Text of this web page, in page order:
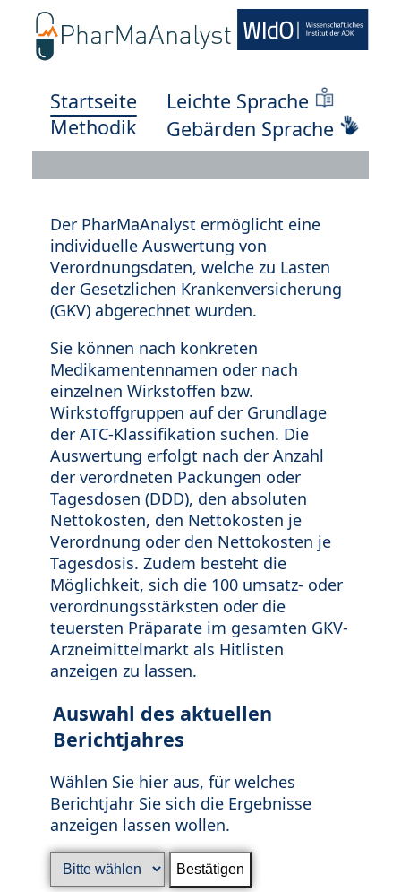
Startseite
Methodik
Leichte Sprache
Gebärden Sprache
Der PharMaAnalyst ermöglicht eine
individuelle Auswertung von
Verordnungsdaten, welche zu Lasten
der Gesetzlichen Krankenversicherung
(GKV) abgerechnet wurden.
Sie können nach konkreten
Medikamentennamen oder nach
einzelnen Wirkstoffen bzw.
Wirkstoffgruppen auf der Grundlage
der ATC-Klassifikation suchen. Die
Auswertung erfolgt nach der Anzahl
der verordneten Packungen oder
Tagesdosen (DDD), den absoluten
Nettokosten, den Nettokosten je
Verordnung oder den Nettokosten je
Tagesdosis. Zudem besteht die
Möglichkeit, sich die 100 umsatz- oder
verordnungsstärksten oder die
teuersten Präparate im gesamten GKV-
Arzneimittelmarkt als Hitlisten
anzeigen zu lassen.
Auswahl des aktuellen
Berichtjahres
Wählen Sie hier aus, für welches
Berichtjahr Sie sich die Ergebnisse
anzeigen lassen wollen.